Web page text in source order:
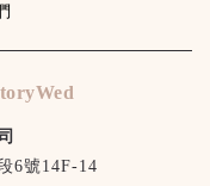
6號14F-14